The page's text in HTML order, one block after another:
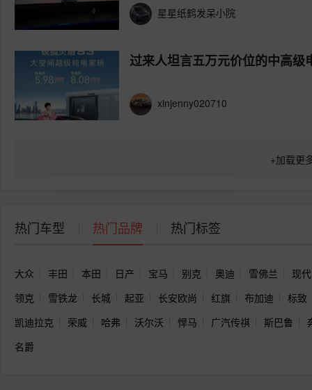
星星纸鹤发呆小院
过来人坦言五万元价位的中高
xinjenny020710
+加载更
热门车型 热门品牌 热门标签
大众 丰田 本田 日产 宝马 别克 奥迪 雪佛兰
现代
领克
雪铁龙 长城 起亚 长安欧尚 红旗 布加迪
标致
凯迪拉克
荣威 哈弗 沃尔沃 悍马 广汽传祺 斯巴鲁
名爵